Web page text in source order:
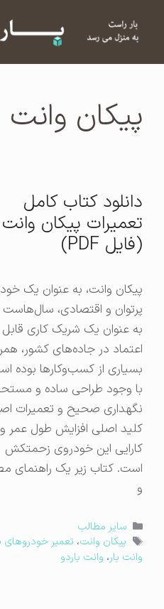
پیکان وانت
دانلود کتاب کامل
تعمیرات پیکان وانت
(فایل PDF)
پیکان وانت، به عنوان یک خودروی
پرتوان و اقتصادی، سال‌هاست که
به عنوان یک شریک کاری قابل
اعتماد در جاده‌های کشور، همراه
بسیاری از کسب‌وکارها بوده است.
با وجود طراحی ساده و مستحکم،
نگهداری صحیح و تعمیرات اصولی،
کلید اصلی افزایش طول عمر و
کارایی این خودروی زحمتکش
است. کتاب زیر یک راهنمای مصور
دسته‌ها
سایر مطالب
برچسب‌ها
پیکان وانت ،تعمیر خودروهای باری،
وانت بار،وانت باردو